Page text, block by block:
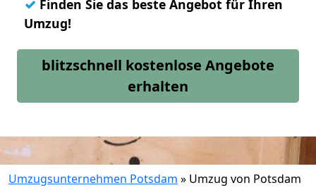
✓ Finden Sie das beste Angebot für Ihren
Umzug!
blitzschnell kostenlose Angebote
erhalten
Umzugsunternehmen Potsdam » Umzug von Potsdam